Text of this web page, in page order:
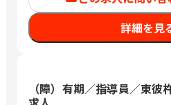
詳細を見
（障）有期／指導員／東